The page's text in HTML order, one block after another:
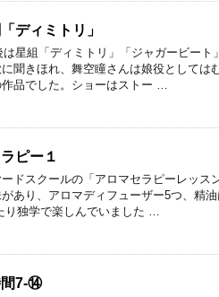
ディミトリ」
は星組「ディミトリ」「ジャガービー
聞きほれ、舞空瞳さんは娘役としては
作品でした。ショーはストー …
ピー１
ドスクールの「アロマセラピーレッス
あり、アロマディフューザー5つ、精
り独学で楽しんでいました …
間7-⑭